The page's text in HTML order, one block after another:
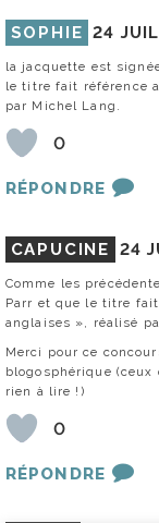
SOPHIE 24
la jacquette est
le titre fait référence
par Michel Lang.
0
RÉPONDRE
CAPUCINE 24
Comme les
Parr et que le titre
anglaises », réalisé
Merci pour ce
blogosphérique
rien à lire !)
0
RÉPONDRE